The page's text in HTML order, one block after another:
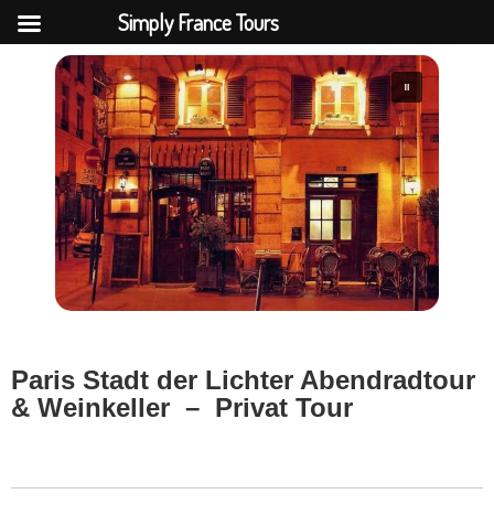
Paris Stadt der Lichter Abendradtour
& Weinkeller – Privat Tour
Simply France Tours